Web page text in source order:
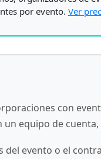
por evento. Ver
con
equipo de
evento o el